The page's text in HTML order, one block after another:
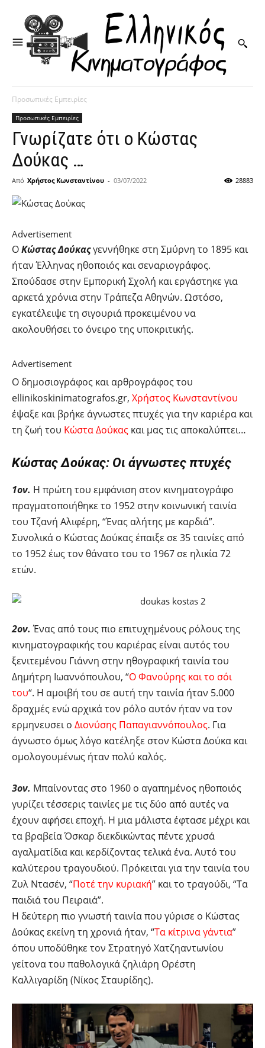
Προσωπικές Εμπειρίες
Προσωπικές Εμπειρίες
Γνωρίζατε ότι ο Κώστας
Δούκας …
Από Χρήστος Κωνσταντίνου - 03/07/2022 28883
Advertisement
ΟΚώστας Δούκαςγεννήθηκε στη Σμύρνη το 1895 και
ήταν Έλληνας ηθοποιός και σεναριογράφος.
Σπούδασε στην Εμπορική Σχολή και εργάστηκε για
αρκετά χρόνια στην Τράπεζα Αθηνών. Ωστόσο,
εγκατέλειψε τη σιγουριά προκειμένου να
ακολουθήσει το όνειρο της υποκριτικής.
Advertisement
Ο δημοσιογράφος και αρθρογράφος του
ellinikoskinimatografos.gr, Χρήστος Κωνσταντίνου
έψαξε και βρήκε άγνωστες πτυχές για την καριέρα και
τη ζωή του Κώστα Δούκας και μας τις αποκαλύπτει…
Κώστας Δούκας: Οι άγνωστες πτυχές
1ον. Η πρώτη του εμφάνιση στον κινηματογράφο
πραγματοποιήθηκε το 1952 στην κοινωνική ταινία
του Τζανή Αλιφέρη, “Ένας αλήτης με καρδιά”.
Συνολικά ο Κώστας Δούκας έπαιξε σε 35 ταινίες από
το 1952 έως τον θάνατο του το 1967 σε ηλικία 72
ετών.
2ον. Ένας από τους πιο επιτυχημένους ρόλους της
κινηματογραφικής του καριέρας είναι αυτός του
ξενιτεμένου Γιάννη στην ηθογραφική ταινία του
Δημήτρη Ιωαννόπουλου, “Ο Φανούρης και το σόι
του“. Η αμοιβή του σε αυτή την ταινία ήταν 5.000
δραχμές ενώ αρχικά τον ρόλο αυτόν ήταν να τον
ερμηνευσει ο Διονύσης Παπαγιαννόπουλος. Για
άγνωστο όμως λόγο κατέληξε στον Κώστα Δούκα και
ομολογουμένως ήταν πολύ καλός.
3ον. Μπαίνοντας στο 1960 ο αγαπημένος ηθοποιός
γυρίζει τέσσερις ταινίες με τις δύο από αυτές να
έχουν αφήσει εποχή. Η μια μάλιστα έφτασε μέχρι και
τα βραβεία Όσκαρ διεκδικώντας πέντε χρυσά
αγαλματίδια και κερδίζοντας τελικά ένα. Αυτό του
καλύτερου τραγουδιού. Πρόκειται για την ταινία του
Ζυλ Ντασέν, “Ποτέ την κυριακή” και το τραγούδι, “Τα
παιδιά του Πειραιά”.
Η δεύτερη πιο γνωστή ταινία που γύρισε ο Κώστας
Δούκας εκείνη τη χρονιά ήταν, “Τα κίτρινα γάντια”
όπου υποδύθηκε τον Στρατηγό Χατζηαντωνίου
γείτονα του παθολογικά ζηλιάρη Ορέστη
Καλλιγαρίδη (Νίκος Σταυρίδης).